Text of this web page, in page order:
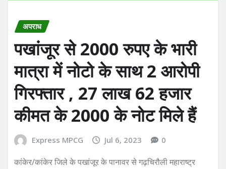
अपराध
पखांजूर से 2000 रुपए के भारी
मात्रा में नोटो के साथ 2 आरोपी
गिरफ्तार , 27 लाख 62 हजार
कीमत के 2000 के नोट मिले हैं
Express MPCG Jul 6, 2023 0
कांकेर/कांकेर जिले के पखांजूर के पानावर से गढ़चिरौली महाराष्ट्र